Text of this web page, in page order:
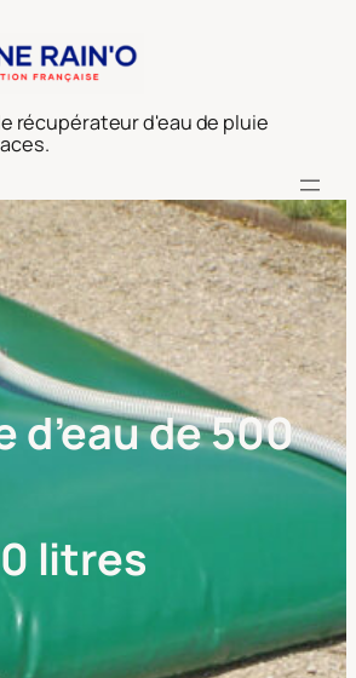
récupérateur d'eau de pluie
d’eau de 500
litres